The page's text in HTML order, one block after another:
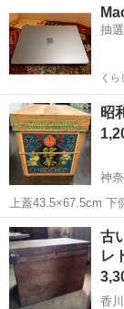
抽
くら
昭
神
上蓋43.5×67.5cm 下側41×65cm 高さ 48cm (
差はご了承ください) 中に
でお願いいたします
神奈川 足柄上郡
古
レ
香